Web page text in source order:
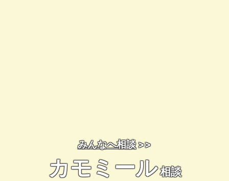
みんなへ相談>>
カモミール相談